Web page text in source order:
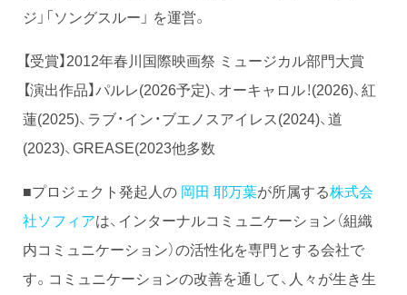
ジ」「ソングスルー」 を運営。
【受賞】2012年春川国際映画祭 ミュージカル部門大賞
【演出作品】パルレ(2026予定)、オーキャロル！(2026)、紅
蓮(2025)、ラブ・イン・ブエノスアイレス(2024)、道
(2023)、GREASE(2023他多数
■プロジェクト発起人の 岡田 耶万葉が所属する株式会
社ソフィアは、インターナルコミュニケーション（組織
内コミュニケーション）の活性化を専門とする会社で
す。コミュニケーションの改善を通して、人々が生き生